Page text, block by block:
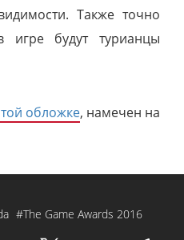
Также точно
игре будут турианцы
обложке, намечен на
#The Game Awards 2016